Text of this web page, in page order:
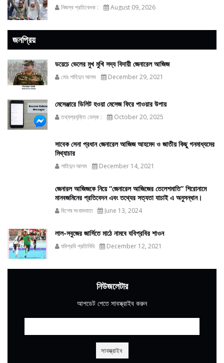
নিজস্ব প্রতিবেদক : August 09, 2026
জনপ্রিয়
ডয়েচে ভেলের মুখ মুখি সদ্য বিদায়ী জেনারেল আজিজ
মোঃ শাহিদুন আলম December 29, 2021
মেসেঞ্জারে ডিলিট হওয়া মেসেজ ফিরে পাওয়ার উপায়
তথ্যপ্রযুক্তি ডেস্ক : October 20, 2025
সাবেক সেনা প্রধান জেনারেল আজিজ আহমেদ ও জাতীয় কিছু গনমাধ্যমের
মিথ্যাচার
শাহিদুন আলম December 14, 2021
জেনারল আজিজকে নিয়ে “জেনারেল আজিজের তেলেশমাতি” শিরোনামে
মানবজমিনের প্রতিবেদন এবং তথ্যের সত্যতা যাচাই এ অনুসন্ধান।
বিশেষ সংবাদদাতা June 13, 2024
লাল-সবুজের জার্সিতে মাঠে নামবে যবিপ্রবির শাওন
যবিপ্রবি প্রতিনিধি December 12, 2021
নিউজলেটার
আপডেট পেতে সাবস্ক্রাইব করুন